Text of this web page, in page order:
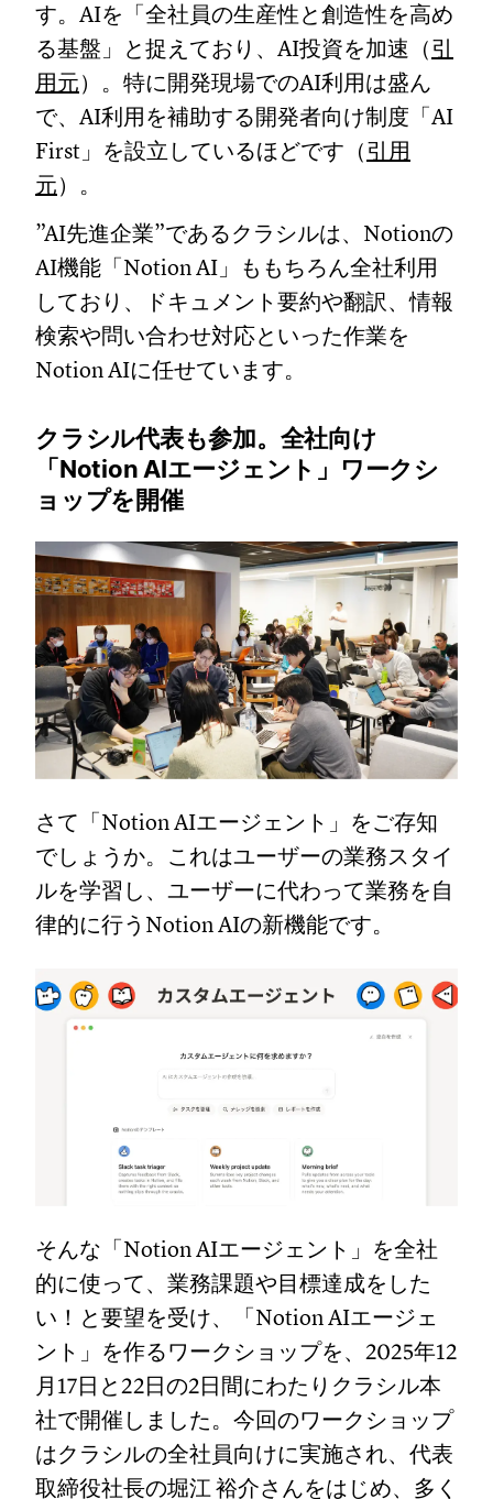
す。AIを「全社員の生産性と創造性を高め
る基盤」と捉えており、AI投資を加速（引
用元）。特に開発現場でのAI利用は盛ん
で、AI利用を補助する開発者向け制度「AI
First」を設立しているほどです（引用
元）。
”AI先進企業”であるクラシルは、Notionの
AI機能「Notion AI」ももちろん全社利用
しており、ドキュメント要約や翻訳、情報
検索や問い合わせ対応といった作業を
Notion AIに任せています。
クラシル代表も参加。全社向け
「Notion AIエージェント」ワークシ
ョップを開催
さて「Notion AIエージェント」をご存知
でしょうか。これはユーザーの業務スタイ
ルを学習し、ユーザーに代わって業務を自
律的に行うNotion AIの新機能です。
そんな「Notion AIエージェント」を全社
的に使って、業務課題や目標達成をした
い！と要望を受け、「Notion AIエージェ
ント」を作るワークショップを、2025年12
月17日と22日の2日間にわたりクラシル本
社で開催しました。今回のワークショップ
はクラシルの全社員向けに実施され、代表
取締役社長の堀江 裕介さんをはじめ、多く